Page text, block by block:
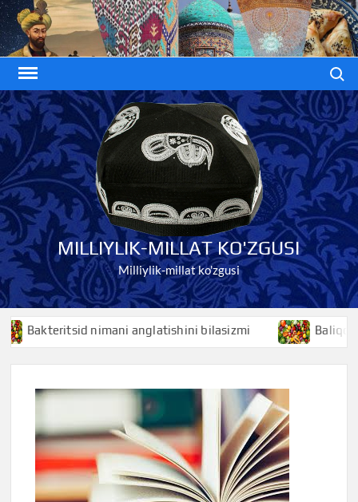
Skip
to
content
MILLIYLIK-MILLAT KO'ZGUSI
Milliylik-millat ko'zgusi
nimani anglatishini bilasizmi Baliqchilik